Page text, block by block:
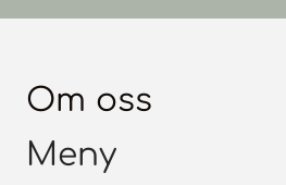
Om oss
FRISØRGROSSISTEN AS
Meny